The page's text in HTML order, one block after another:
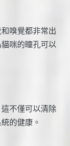
嗅覺都非常出
咪的瞳孔可以
不僅可以清除
的健康。